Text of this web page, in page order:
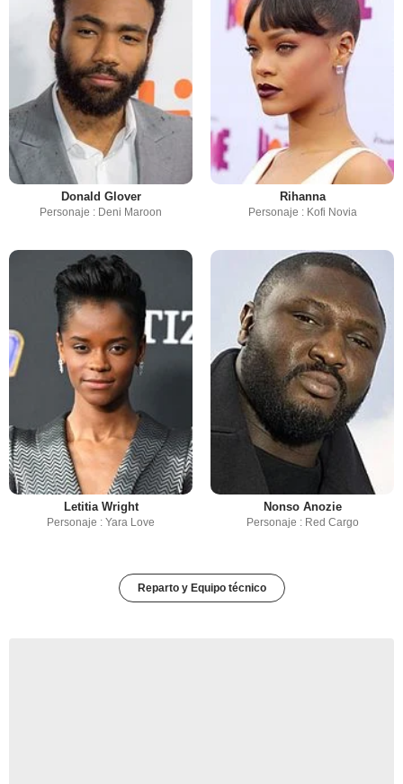
Donald Glover
Personaje : Deni Maroon
Rihanna
Personaje : Kofi Novia
Letitia Wright
Personaje : Yara Love
Nonso Anozie
Personaje : Red Cargo
Reparto y Equipo técnico